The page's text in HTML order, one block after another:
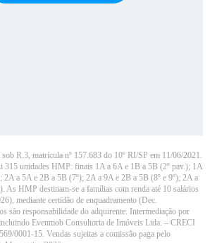
sob R.3, matrícula nº 157.683 do 10º RI/SP em 11/06/2021.
315 unidades HMP: finais 1A a 6A e 1B a 5B (2º pav.); 1A
2A a 5A e 2B a 5B (7º); 2A a 9A e 2B a 5B (8º e 9º); 2A a
As HMP destinam-se a famílias com renda até 10 salários
mediante certidão de enquadramento (Dec.
são responsabilidade do adquirente. Intermediação por
Evenmob Consultoria de Imóveis Ltda. – CRECI
0001-15. Vendas sujeitas a comissão paga pelo